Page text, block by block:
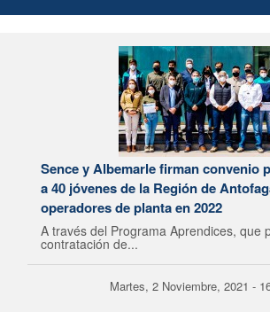
Sence y Albemarle firman convenio
a 40 jóvenes de la Región de
operadores de planta en 2022
A través del Programa Aprendices, que
contratación de...
Martes, 2 Noviembre, 2021 -